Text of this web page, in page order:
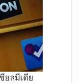
ยลมีเดีย